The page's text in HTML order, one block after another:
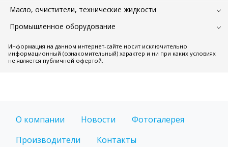
Масло, очистители, технические жидкости
Промышленное оборудование
Информация на данном интернет-сайте носит исключительно
информационный (ознакомительный) характер и ни при каких условиях
не является публичной офертой.
О компании Новости
Фотогалерея
Производители
Контакты